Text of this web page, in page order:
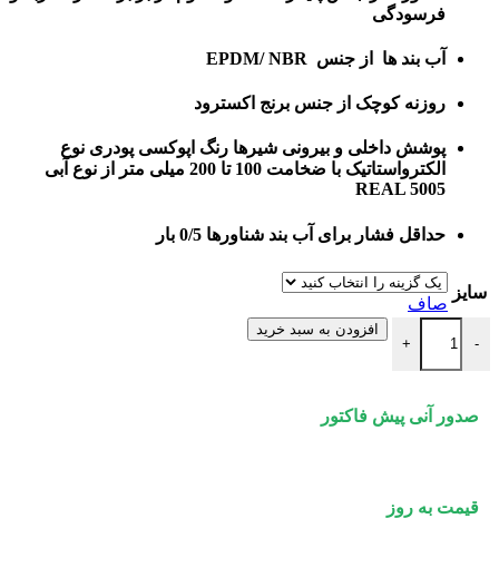
فرسودگی
آب بند ها از جنس EPDM/ NBR
روزنه کوچک از جنس برنج اکسترود
پوشش داخلی و بیرونی شیرها رنگ اپوکسی پودری نوع
الکترواستاتیک با ضخامت 100 تا 200 میلی متر از نوع آبی
REAL 5005
حداقل فشار برای آب بند شناورها 0/5 بار
سایز
صاف
-
شیر تخلیه هوا تک روزنه کوچک PN16 وگ ایران بی همتا عدد
+
افزودن به سبد خرید
صدور آنی پیش فاکتور
قیمت به روز